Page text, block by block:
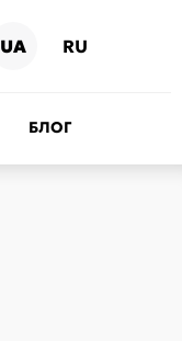
UA RU
БЛОГ